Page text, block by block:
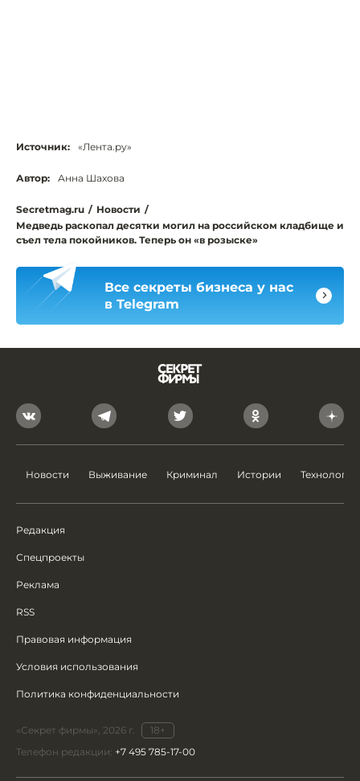
Источник: «Лента.ру»
Автор: Анна Шахова
Secretmag.ru / Новости /
Медведь раскопал десятки могил на российском кладбище и
съел тела покойников. Теперь он «в розыске»
Все секреты бизнеса у нас
в Telegram
Новости Выживание Криминал Истории Технологии
Редакция
Спецпроекты
Реклама
RSS
Правовая информация
Условия использования
Политика конфиденциальности
«Секрет фирмы», 2026 г.
18+
Телефон редакции: +7 495 785-17-00